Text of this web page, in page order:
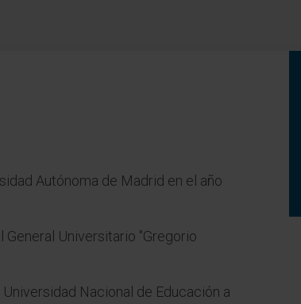
Autónoma de Madrid en el año
Universitario "Gregorio
Nacional de Educación a